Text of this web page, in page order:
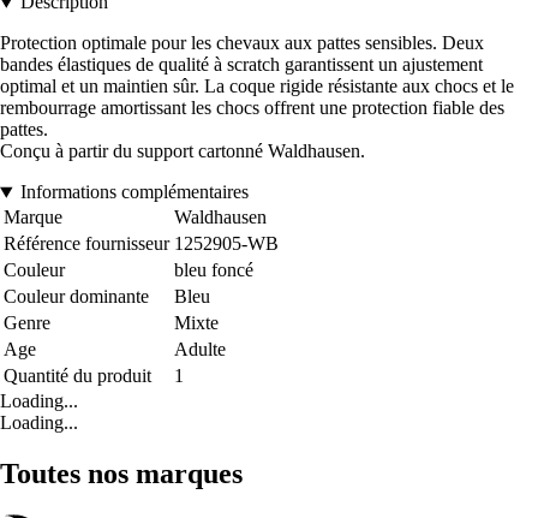
Protection optimale pour les chevaux aux pattes sensibles. Deux
bandes élastiques de qualité à scratch garantissent un ajustement
optimal et un maintien sûr. La coque rigide résistante aux chocs et le
rembourrage amortissant les chocs offrent une protection fiable des
pattes.
Conçu à partir du support cartonné Waldhausen.
Informations complémentaires
Marque
Waldhausen
Référence fournisseur 1252905-WB
Couleur
bleu foncé
Couleur dominante
Bleu
Genre
Mixte
Age
Adulte
Quantité du produit
1
Loading...
Loading...
Toutes nos marques